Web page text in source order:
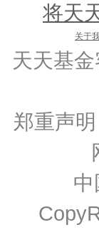
将天
关于
天天基
郑重声明